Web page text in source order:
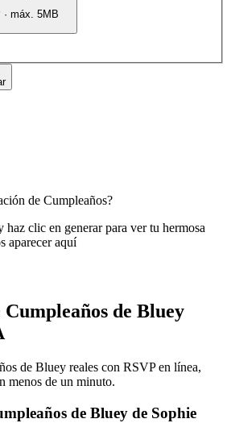
máx. 5MB
de Cumpleaños?
clic en generar para ver tu hermosa
aparecer aquí
de Bluey
de Bluey reales con RSVP en línea,
menos de un minuto.
de Bluey de Sophie